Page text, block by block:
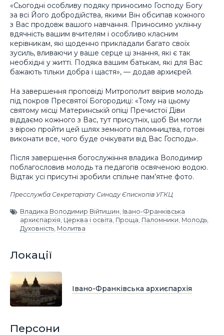
«Сьогодні особливу подяку приносимо Господу Богу
за всі Його добродійства, якими Він обсипав кожного
з Вас продовж вашого навчання. Приносимо уклінну
вдячність вашим вчителям і особливо класним
керівникам, які щоденно прикладали багато своїх
зусиль, вливаючи у ваше серце ці знання, які є так
необхідні у житті. Подяка вашим батькам, які для Вас
бажають тільки добра і щастя», — додав архиєрей.
На завершення проповіді Митрополит ввірив молодь
під покров Пресвятої Богородиці: «Тому на цьому
святому місці Материнській опіці Пречистої Діви
віддаємо кожного з Вас, тут присутніх, щоб Ви могли
з вірою пройти цей шлях земного паломництва, готові
виконати все, чого буде очікувати від Вас Господь».
Після завершення богослужіння владика Володимир
поблагословив молодь та педагогів освяченою водою.
Відтак усі присутні зробили спільне пам’ятне фото.
Пресслужба Секретаріату Синоду Єпископів УГКЦ
Владика Володимир Війтишин, Івано-Франківська
архиєпархія, Церква і освіта, Проща, Паломники, Молодь,
Духовність, Молитва
Локації
Івано-Франківська архиєпархія
Персони